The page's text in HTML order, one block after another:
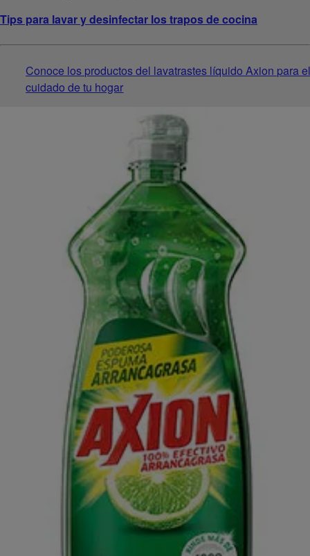
Tips para lavar y desinfectar los trapos de cocina
Conoce los productos del lavatrastes líquido Axion para
cuidado de tu hogar